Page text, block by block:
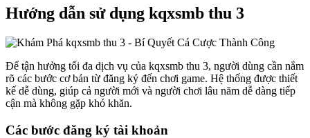
Hướng dẫn sử dụng kqxsmb thu 3
Để tận hưởng tối đa dịch vụ của kqxsmb thu 3, người dùng cần nắm
rõ các bước cơ bản từ đăng ký đến chơi game. Hệ thống được thiết
kế dễ dùng, giúp cả người mới và người chơi lâu năm dễ dàng tiếp
cận mà không gặp khó khăn.
Các bước đăng ký tài khoản